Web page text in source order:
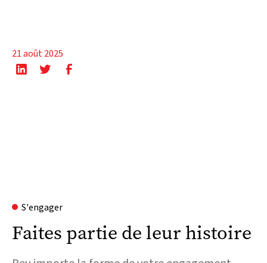
21 août 2025
S'engager
Faites partie de leur histoire